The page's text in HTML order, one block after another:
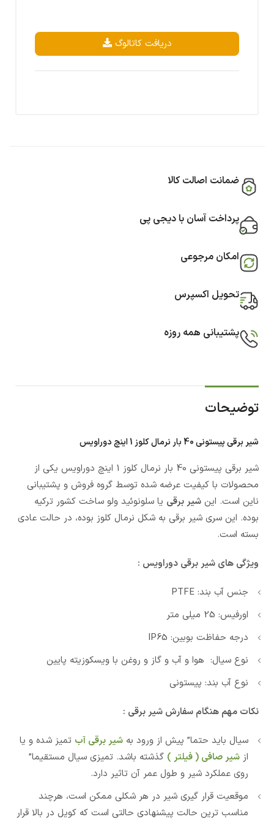
دریافت کاتالوگ
ضمانت اصالت کالا
پرداخت آسان با دیجی پی
امکان مرجوعی
تحویل اکسپرس
پشتیبانی همه روزه
توضیحات
شیر برقی پیستونی 40 بار نرمال کلوز 1 اینچ دوراویس
شیر برقی پیستونی 40 بار نرمال کلوز 1 اینچ دوراویس یکی از
محصولات با کیفیت عرضه شده توسط گروه فروش و پشتیبانی
ناین است. این شیر برقی یا سلونوئید ولو ساخت کشور ترکیه
بوده. این سری شیر برقی به شکل نرمال کلوز بوده، در حالت عادی
بسته است.
ویژگی های شیر برقی دوراویس :
جنس آب بند: PTFE
اورفیس: 25 میلی متر
درجه حفاظت بوبین: IP65
نوع سیال: هوا و آب و گاز و روغن با ویسکوزیته پایین
نوع آب بند: پیستونی
نکات مهم هنگام سفارش شیر برقی :
سیال باید حتما” پیش از ورود به شیر برقی آب تمیز شده و یا
از شیر صافی ( فیلتر ) گذشته باشد. تمیزی سیال مستقیما”
روی عملکرد شیر و طول عمر آن تاثیر دارد.
موقعیت قرار گیری شیر در هر شکلی ممکن است، هرچند
مناسب ترین حالت پیشنهادی حالتی است که کویل در بالا قرار